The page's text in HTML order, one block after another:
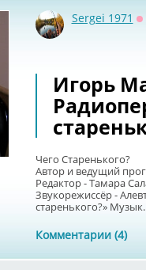
Sergei 1971
Игорь
Чего Старенького?
Автор и ведущий
Редактор - Тамара
Звукорежиссёр -
старенького?»
Комментарии (4)